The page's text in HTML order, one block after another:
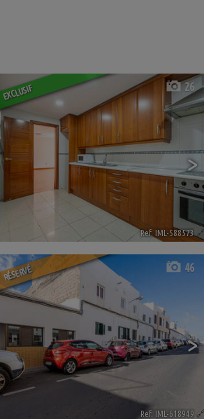
EXCLUSIF
>
26
Ref. IML-588573 🔗
RÉSERVÉ
>
46
Ref. IML-618949 🔗